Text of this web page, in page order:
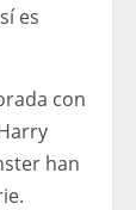
es
con
han